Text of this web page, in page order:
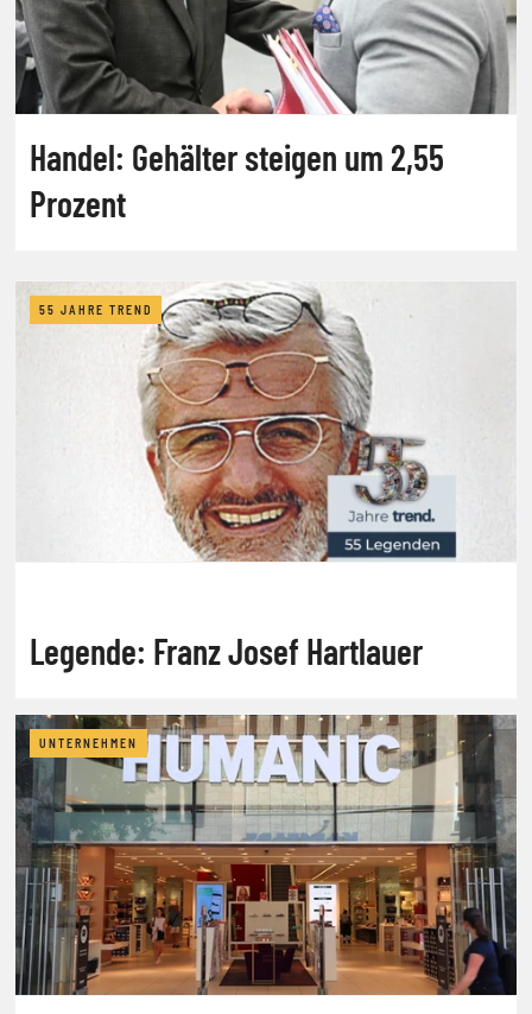
Handel: Gehälter steigen um 2,55
Prozent
55 JAHRE TREND
Legende: Franz Josef Hartlauer
UNTERNEHMEN